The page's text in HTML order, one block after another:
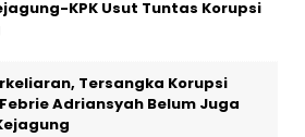
KPK Usut Tuntas Korupsi
Tersangka Korupsi
Adriansyah Belum Juga